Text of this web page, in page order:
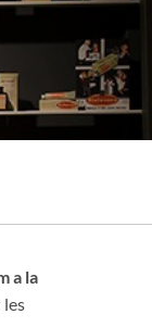
a la
les